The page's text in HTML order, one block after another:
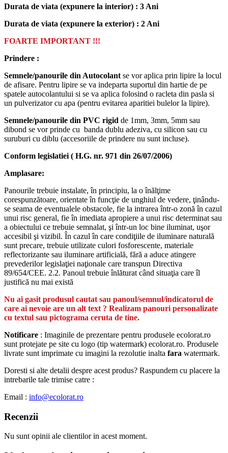
Durata de viata (expunere la interior) : 3 Ani
Durata de viata (expunere la exterior) : 2 Ani
FOARTE IMPORTANT !!!
Prindere :
Semnele/panourile din Autocolant se vor aplica prin lipire la locul
de afisare. Pentru lipire se va indeparta suportul din hartie de pe
spatele autocolantului si se va aplica folosind o racleta din pasla si
un pulverizator cu apa (pentru evitarea aparitiei bulelor la lipire).
Semnele/panourile din PVC rigid de 1mm, 3mm, 5mm sau
dibond se vor prinde cu banda dublu adeziva, cu silicon sau cu
suruburi cu diblu (accesoriile de prindere nu sunt incluse).
Conform legislatiei ( H.G. nr. 971 din 26/07/2006)
Amplasare:
Panourile trebuie instalate, în principiu, la o înălţime
corespunzătoare, orientate în funcţie de unghiul de vedere, ţinându-
se seama de eventualele obstacole, fie la intrarea într-o zonă în cazul
unui risc general, fie în imediata apropiere a unui risc determinat sau
a obiectului ce trebuie semnalat, şi într-un loc bine iluminat, uşor
accesibil şi vizibil. În cazul în care condiţiile de iluminare naturală
sunt precare, trebuie utilizate culori fosforescente, materiale
reflectorizante sau iluminare artificială, fără a aduce atingere
prevederilor legislaţiei naţionale care transpun Directiva
89/654/CEE. 2.2. Panoul trebuie înlăturat când situaţia care îl
justifică nu mai există
Nu ai gasit produsul cautat sau panoul/semnul/indicatorul de
care ai nevoie are un alt text ? Realizam panouri personalizate
cu textul sau pictograma ceruta de tine.
Notificare : Imaginile de prezentare pentru produsele ecolorat.ro
sunt protejate pe site cu logo (tip watermark) ecolorat.ro. Produsele
livrate sunt imprimate cu imagini la rezolutie inalta fara watermark.
Doresti si alte detalii despre acest produs? Raspundem cu placere la
intrebarile tale trimise catre :
Email : info@ecolorat.ro
Recenzii
Nu sunt opinii ale clientilor in acest moment.